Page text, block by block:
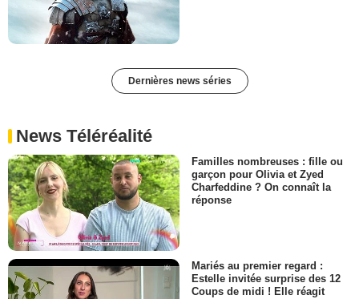
Dernières news séries
News Téléréalité
Familles nombreuses : fille ou
garçon pour Olivia et Zyed
Charfeddine ? On connaît la
réponse
Mariés au premier regard :
Estelle invitée surprise des 12
Coups de midi ! Elle réagit